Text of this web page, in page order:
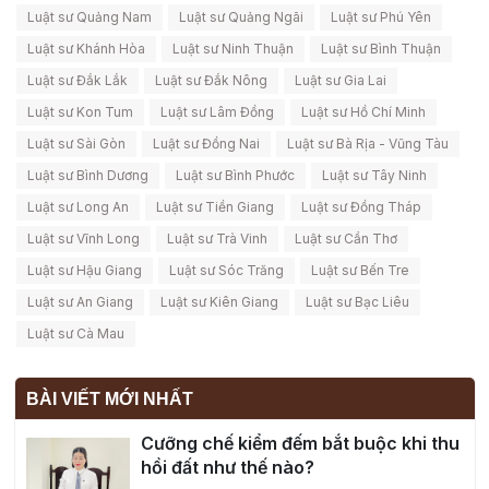
Luật sư Quảng Nam Luật sư Quảng Ngãi
Luật sư Phú Yên
Luật sư Khánh Hòa
Luật sư Ninh Thuận
Luật sư Bình Thuận
Luật sư Đắk Lắk
Luật sư Đắk Nông
Luật sư Gia Lai
Luật sư Kon Tum
Luật sư Lâm Đồng
Luật sư Hồ Chí Minh
Luật sư Sài Gòn
Luật sư Đồng Nai
Luật sư Bà Rịa - Vũng Tàu
Luật sư Bình Dương
Luật sư Bình Phước
Luật sư Tây Ninh
Luật sư Long An
Luật sư Tiền Giang
Luật sư Đồng Tháp
Luật sư Vĩnh Long
Luật sư Trà Vinh
Luật sư Cần Thơ
Luật sư Hậu Giang
Luật sư Sóc Trăng
Luật sư Bến Tre
Luật sư An Giang
Luật sư Kiên Giang
Luật sư Bạc Liêu
Luật sư Cà Mau
BÀI VIẾT MỚI NHẤT
Cưỡng chế kiểm đếm bắt buộc khi thu
hồi đất như thế nào?